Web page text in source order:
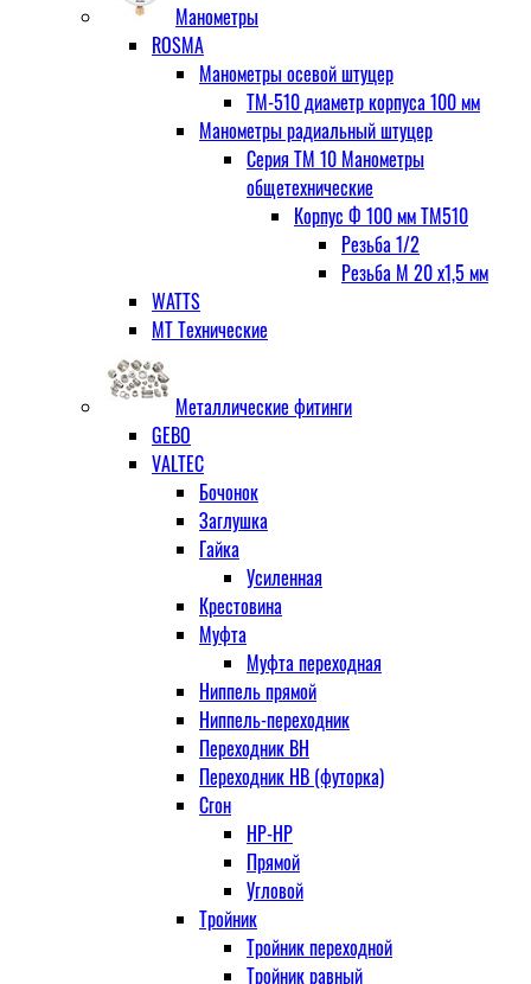
Манометры
ROSMA
Манометры осевой штуцер
ТМ-510 диаметр корпуса 100 мм
Манометры радиальный штуцер
Серия ТМ 10 Манометры
общетехнические
Корпус Ф 100 мм ТМ510
Резьба 1/2
Резьба М 20 х1,5 мм
WATTS
МТ Технические
Металлические фитинги
GEBO
VALTEC
Бочонок
Заглушка
Гайка
Усиленная
Крестовина
Муфта
Муфта переходная
Ниппель прямой
Ниппель-переходник
Переходник ВН
Переходник НВ (футорка)
Сгон
НР-НР
Прямой
Угловой
Тройник
Тройник переходной
Тройник равный